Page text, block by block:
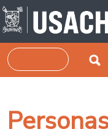
Skip to main content
Search